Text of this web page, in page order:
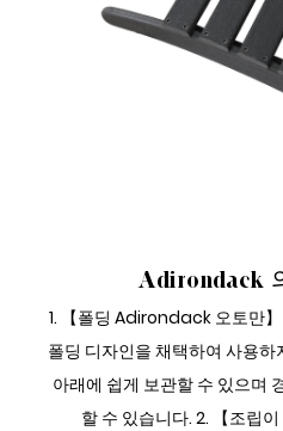
Adirondack
1. 【폴딩 Adirondack 오토만
폴딩 디자인을 채택하여 사용
아래에 쉽게 보관할 수 있으며
할 수 있습니다. 2. 【조립